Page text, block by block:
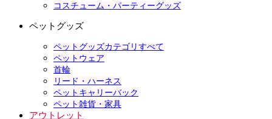
コスチューム・パーティーグッズ
ペットグッズ
ペットグッズカテゴリすべて
ペットウェア
首輪
リード・ハーネス
ペットキャリーバック
ペット雑貨・家具
アウトレット